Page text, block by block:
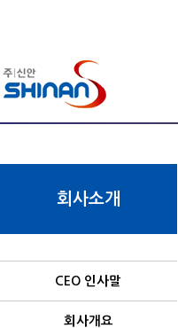
회사소개
CEO 인사말
회사개요